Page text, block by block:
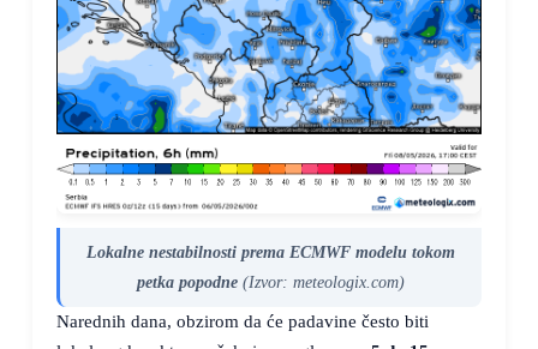
Lokalne nestabilnosti prema ECMWF modelu tokom
petka popodne(Izvor: meteologix.com)
Narednih dana, obzirom da će padavine često biti